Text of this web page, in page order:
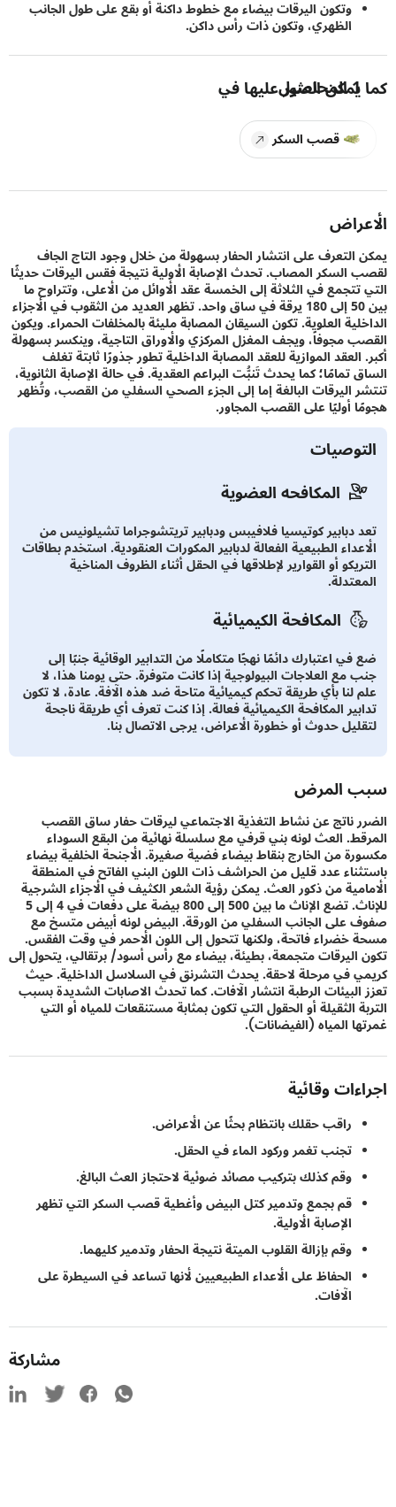
وتكون اليرقات بيضاء مع خطوط داكنة أو بقع على طول الجانب
الظهري، وتكون ذات رأس داكن.
العثور عليها في 1 المحاصيل
قصب السكر
على انتشار الحفار بسهولة من خلال وجود التاج الجاف
المصاب. تحدث الإصابة الأولية نتيجة فقس اليرقات حديثًا
في الثلاثة إلى الخمسة عقد الأوائل من الأعلى، وتتراوح ما
بين 50 إلى 180 يرقة في ساق واحد. تظهر العديد من الثقوب في الأجزاء
العلوية. تكون السيقان المصابة مليئة بالمخلفات الحمراء. ويكون
مجوفاً، ويجف المغزل المركزي والأوراق التاجية، وينكسر بسهولة
الموازية للعقد المصابة الداخلية تطور جذورًا ثابتة تغلف
تمامًا؛ كما يحدث تَنبُّت البراعم العقدية. في حالة الإصابة الثانوية،
اليرقات البالغة إما إلى الجزء الصحي السفلي من القصب، وتُظهر
أوليًا على القصب المجاور.
المكافحه العضوية
دبابير كوتيسيا فلافيبس ودبابير تريتشوجراما تشيلونيس من
الطبيعية الفعالة لدبابير المكورات العنقودية. استخدم بطاقات
أو القوارير لإطلاقها في الحقل أثناء الظروف المناخية
المكافحة الكيميائية
اعتبارك دائمًا نهجًا متكاملًا من التدابير الوقائية جنبًا إلى
مع العلاجات البيولوجية إذا كانت متوفرة. حتى يومنا هذا، لا
لنا بأي طريقة تحكم كيميائية متاحة ضد هذه الآفة. عادة، لا تكون
المكافحة الكيميائية فعالة. إذا كنت تعرف أي طريقة ناجحة
حدوث أو خطورة الأعراض، يرجى الاتصال بنا.
المرض
ناتج عن نشاط التغذية الاجتماعي ليرقات حفار ساق القصب
العث لونه بني قرفي مع سلسلة نهائية من البقع السوداء
من الخارج بنقاط بيضاء فضية صغيرة. الأجنحة الخلفية بيضاء
عدد قليل من الحراشف ذات اللون البني الفاتح في المنطقة
من ذكور العث. يمكن رؤية الشعر الكثيف في الأجزاء الشرجية
للإناث. تضع الإناث ما بين 500 إلى 800 بيضة على دفعات في 4 إلى 5
على الجانب السفلي من الورقة. البيض لونه أبيض متسخ مع
فاتحة، ولكنها تتحول إلى اللون الأحمر في وقت الفقس.
متجمعة، بطيئة، بيضاء مع رأس أسود/ برتقالي، يتحول إلى
في مرحلة لاحقة. يحدث التشرنق في السلاسل الداخلية. حيث
الرطبة انتشار الآفات. كما تحدث الاصابات الشديدة بسبب
الثقيلة أو الحقول التي تكون بمثابة مستنقعات للمياه أو التي
المياه (الفيضانات).
وقائية
راقب حقلك بانتظام بحثًا عن الأعراض.
تجنب تغمر وركود الماء في الحقل.
وقم كذلك بتركيب مصائد ضوئية لاحتجاز العث البالغ.
قم بجمع وتدمير كتل البيض وأغطية قصب السكر التي تظهر
الإصابة الأولية.
وقم بإزالة القلوب الميتة نتيجة الحفار وتدمير كليهما.
الحفاظ على الأعداء الطبيعيين لأنها تساعد في السيطرة على
الآفات.
مشاركة